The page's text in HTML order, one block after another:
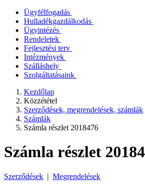
Ügyfélfogadás
Hulladékgazdálkodás
Ügyintézés
Rendeletek
Fejlesztési terv
Intézmények
Szálláshely
Szolgáltatásaink
Kezdőlap
Közzététel
Szerződések, megrendelések, számlák
Számlák
Számla részlet 2018476
Számla részlet
Szerződések | Megrendelések